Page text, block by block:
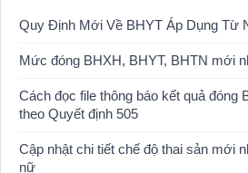
Quy Định Mới Về BHYT Áp Dụng Từ
Mức đóng BHXH, BHYT, BHTN mới
Cách đọc file thông báo kết quả đóng
theo Quyết định 505
Cập nhật chi tiết chế độ thai sản mới
nữ